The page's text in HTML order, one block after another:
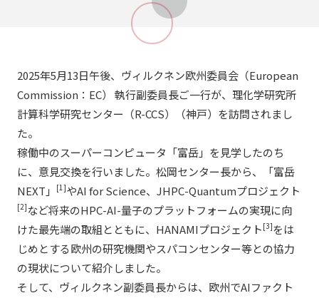
2025年5月13日午後、ヴィルクネン欧州委員会（European
Commission：EC） 執行副委員長ご一行が、理化学研究所
計算科学研究センター（R-CCS）（神戸）を訪問されまし
た。
稼働中のスーパーコンピュータ「富岳」を見学したのち
に、意見交換を行いました。松岡センター長から、「富岳
NEXT」
[1]やAI for Science、JHPC-Quantumプロジェクト
[2] など将来のHPC-AI-量子のプラットフォームの実現に向
けた最先端の取組とともに、HANAMIプロジェクト [3]をは
じめとする欧州の研究機関やスパコンセンター等との協力
の現状について紹介しました。
そして、ヴィルクネン副委員長からは、欧州でAIファクト